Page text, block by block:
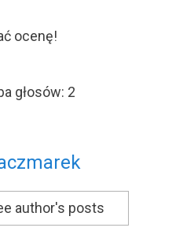
ocenę!
głosów: 2
author's posts